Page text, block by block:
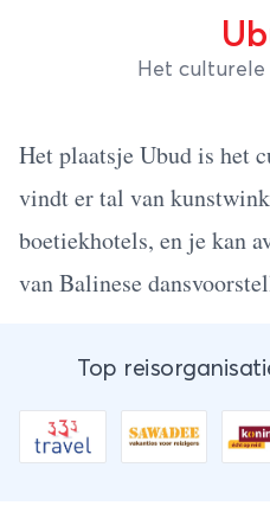
Het
Het plaatsje Ubud is het
vindt er tal van
boetiekhotels, en je kan
van Balinese
Top